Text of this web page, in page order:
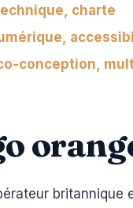
charte
conception,